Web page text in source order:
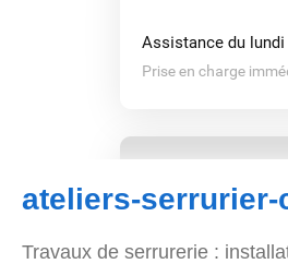
ateliers-serrurier-
Travaux de serrurerie :